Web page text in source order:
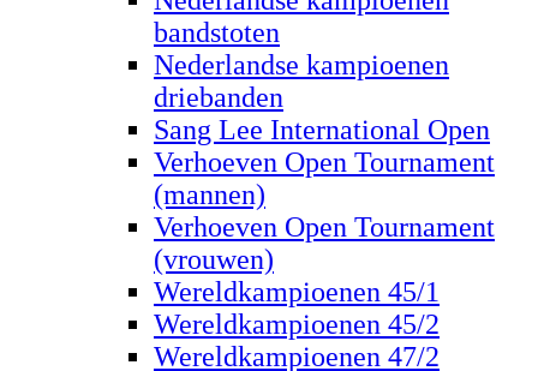
bandstoten
Nederlandse kampioenen
driebanden
Sang Lee International Open
Verhoeven Open Tournament
(mannen)
Verhoeven Open Tournament
(vrouwen)
Wereldkampioenen 45/1
Wereldkampioenen 45/2
Wereldkampioenen 47/2